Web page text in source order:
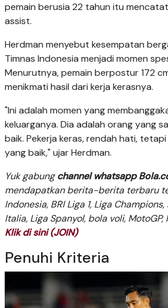
pemain berusia 22 tahun itu
assist.
Herdman menyebut kesempatan
Timnas Indonesia menjadi momen
Menurutnya, pemain berpostur 172
menikmati hasil dari kerja kerasnya.
"Ini adalah momen yang
keluarganya. Dia adalah orang yang
baik. Pekerja keras, rendah hati,
yang baik," ujar Herdman.
Yuk gabungchannel whatsapp
mendapatkan berita-berita terbaru
Indonesia, BRI Liga 1, Liga
Italia, Liga Spanyol, bola voli,
Klik di sini (JOIN)
Penuhi Kriteria